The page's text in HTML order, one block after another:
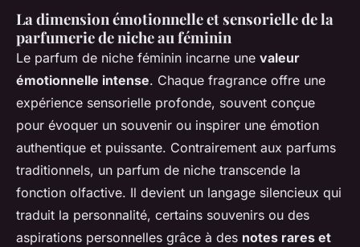
La dimension émotionnelle et sensorielle de la
parfumerie de niche au féminin
Le parfum de niche féminin incarne une valeur
émotionnelle intense. Chaque fragrance offre une
expérience sensorielle profonde, souvent conçue
pour évoquer un souvenir ou inspirer une émotion
authentique et puissante. Contrairement aux parfums
traditionnels, un parfum de niche transcende la
fonction olfactive. Il devient un langage silencieux qui
traduit la personnalité, certains souvenirs ou des
aspirations personnelles grâce à des notes rares et